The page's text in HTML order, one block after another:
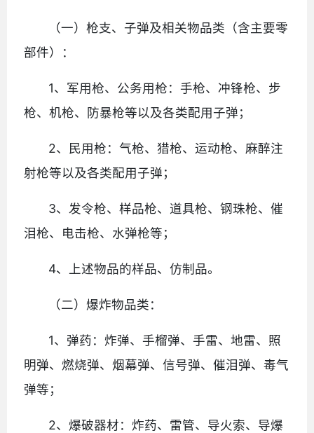
（一）枪支、子弹及相关物品类（含主要零
部件）：
1、军用枪、公务用枪：手枪、冲锋枪、步
枪、机枪、防暴枪等以及各类配用子弹；
2、民用枪：气枪、猎枪、运动枪、麻醉注
射枪等以及各类配用子弹；
3、发令枪、样品枪、道具枪、钢珠枪、催
泪枪、电击枪、水弹枪等；
4、上述物品的样品、仿制品。
（二）爆炸物品类：
1、弹药：炸弹、手榴弹、手雷、地雷、照
明弹、燃烧弹、烟幕弹、信号弹、催泪弹、毒气
弹等；
2、爆破器材：炸药、雷管、导火索、导爆